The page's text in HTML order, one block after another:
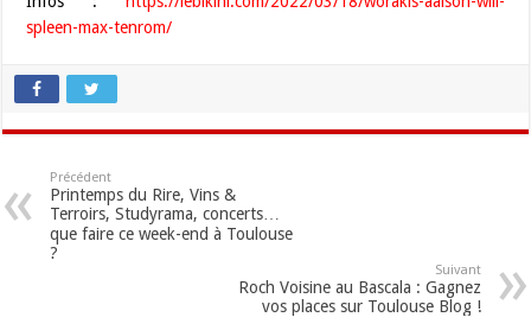
spleen-max-tenrom/
Précédent
Printemps du Rire, Vins &
Terroirs, Studyrama, concerts…
que faire ce week-end à Toulouse
?
Suivant
Roch Voisine au Bascala : Gagnez
vos places sur Toulouse Blog !